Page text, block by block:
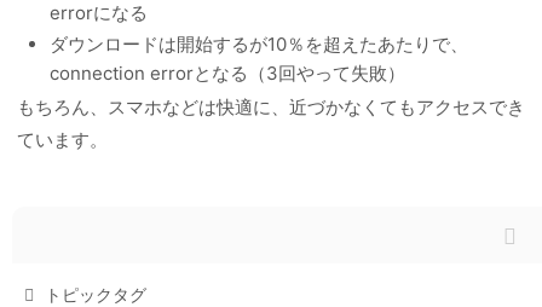
errorになる
ダウンロードは開始するが10％を超えたあたりで、
connection errorとなる（3回やって失敗）
もちろん、スマホなどは快適に、近づかなくてもアクセスでき
ています。
トピックタグ